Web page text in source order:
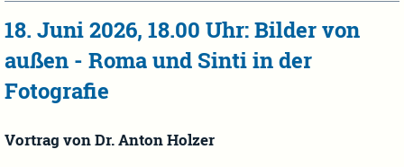
18. Juni 2026, 18.00 Uhr: Bilder von
außen - Roma und Sinti in der
Fotografie
Vortrag von Dr. Anton Holzer